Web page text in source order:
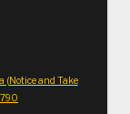
(Notice and Take